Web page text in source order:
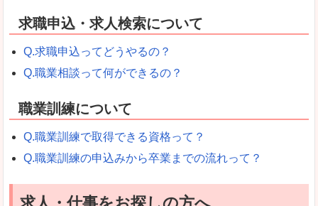
求職申込・求人検索について
Q.求職申込ってどうやるの？
Q.職業相談って何ができるの？
職業訓練について
Q.職業訓練で取得できる資格って？
Q.職業訓練の申込みから卒業までの流れって？